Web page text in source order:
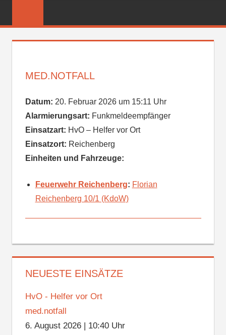
FEUERWEHR
MED.NOTFALL
Datum: 20. Februar 2026 um 15:11 Uhr
Alarmierungsart: Funkmeldeempfänger
Einsatzart: HvO – Helfer vor Ort
Einsatzort: Reichenberg
Einheiten und Fahrzeuge:
Feuerwehr Reichenberg: Florian
Reichenberg 10/1 (KdoW)
NEUESTE EINSÄTZE
HvO - Helfer vor Ort
med.notfall
6. August 2026| 10:40 Uhr